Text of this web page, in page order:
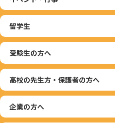
留学生
受験生の方へ
高校の先生方・保護者の方へ
企業の方へ